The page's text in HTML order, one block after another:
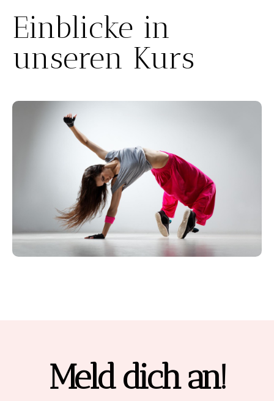
Einblicke in
unseren Kurs
Meld dich an!